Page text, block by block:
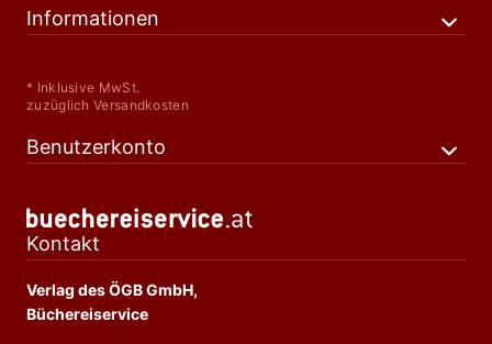
Informationen
* Inklusive MwSt.
zuzüglich Versandkosten
Benutzerkonto
Kontakt
Verlag des ÖGB GmbH,
Büchereiservice